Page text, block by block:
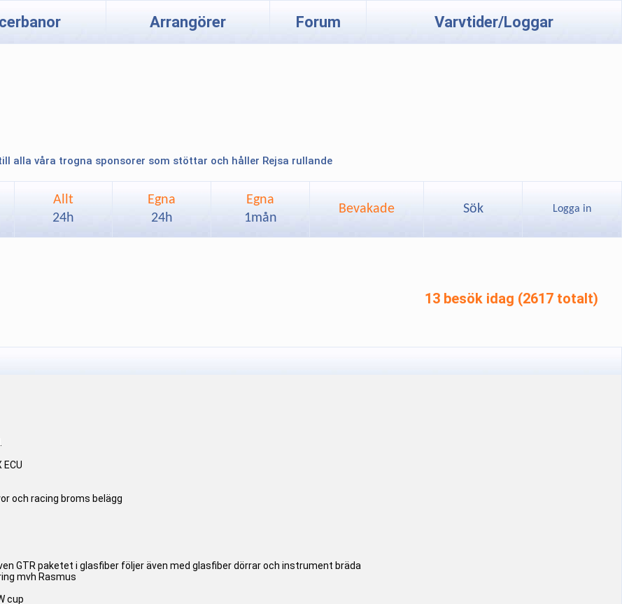
Arrangörer Forum Varvtider/Loggar
alla våra trogna sponsorer som stöttar och håller Rejsa rullande
Allt
24h
Egna
24h
Egna
1mån
Bevakade Sök Logga in
13 besök idag (2617 totalt)
och racing broms belägg
GTR paketet i glasfiber följer även med glasfiber dörrar och instrument bräda
mvh Rasmus
cup